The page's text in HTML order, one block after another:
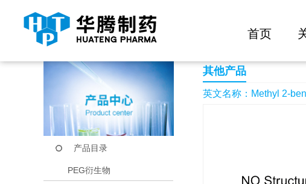
首页
当前位置： 首页 产品中心 Methyl 2-benzyl-2-cyano-3-
产品目录
PEG衍生物
其他产品
英文名称：Methyl 2-